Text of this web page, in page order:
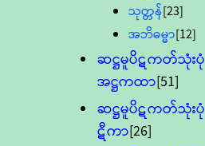
သုတ္တန်[23]
အဘိဓမ္မာ[12]
ဆဋ္ဌမူပိဋကတ်သုံးပုံ
အဋ္ဌကထာ[51]
ဆဋ္ဌမူပိဋကတ်သုံးပုံ
ဋီကာ[26]